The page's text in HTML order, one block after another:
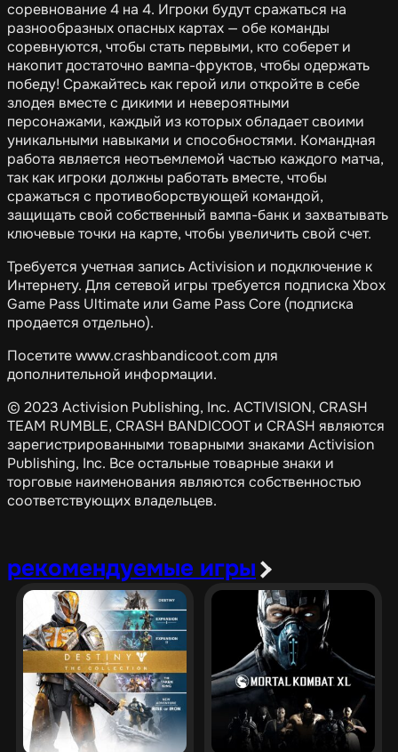
соревнование 4 на 4. Игроки будут сражаться на
разнообразных опасных картах — обе команды
соревнуются, чтобы стать первыми, кто соберет и
накопит достаточно вампа-фруктов, чтобы одержать
победу! Сражайтесь как герой или откройте в себе
злодея вместе с дикими и невероятными
персонажами, каждый из которых обладает своими
уникальными навыками и способностями. Командная
работа является неотъемлемой частью каждого матча,
так как игроки должны работать вместе, чтобы
сражаться с противоборствующей командой,
защищать свой собственный вампа-банк и захватывать
ключевые точки на карте, чтобы увеличить свой счет.
Требуется учетная запись Activision и подключение к
Интернету. Для сетевой игры требуется подписка Xbox
Game Pass Ultimate или Game Pass Core (подписка
продается отдельно).
Посетите www.crashbandicoot.com для
дополнительной информации.
© 2023 Activision Publishing, Inc. ACTIVISION, CRASH
TEAM RUMBLE, CRASH BANDICOOT и CRASH являются
зарегистрированными товарными знаками Activision
Publishing, Inc. Все остальные товарные знаки и
торговые наименования являются собственностью
соответствующих владельцев.
рекомендуемые игры